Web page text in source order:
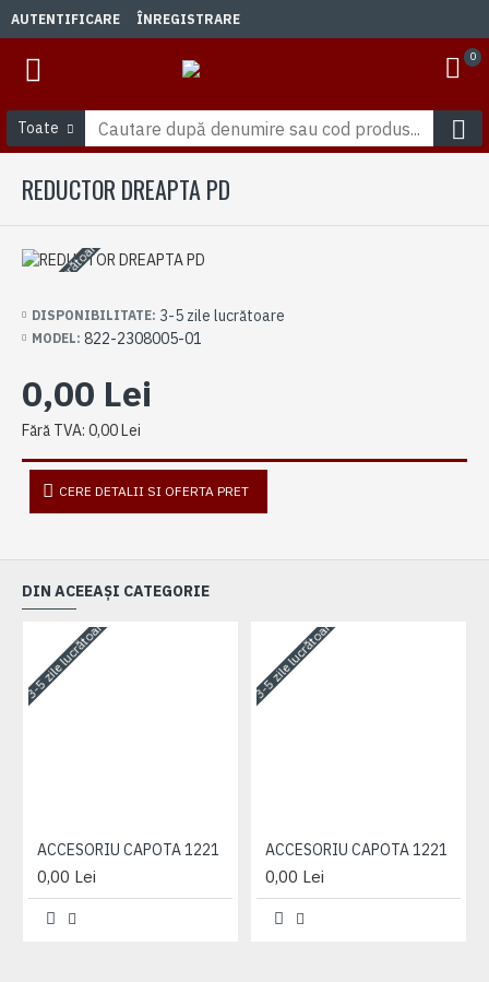
AUTENTIFICARE ÎNREGISTRARE
0
Toate
REDUCTOR DREAPTA PD
3-5 zile lucrătoare
DISPONIBILITATE: 3-5 zile lucrătoare
MODEL: 822-2308005-01
0,00 Lei
Fără TVA: 0,00 Lei
CERE DETALII SI OFERTA PRET
DIN ACEEAȘI CATEGORIE
3-5 zile lucrătoare
ACCESORIU CAPOTA 1221
0,00 Lei
3-5 zile lucrătoare
ACCESORIU CAPOTA 1221
0,00 Lei